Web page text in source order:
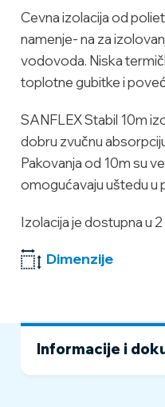
Cevna izolacija od
namenje- na za
vodovoda. Niska
toplotne gubitke i
SANFLEX Stabil 10m
dobru zvučnu
Pakovanja od 10m su
omogućavaju uštedu u
Izolacija je dostupna u
Dimenzije
Informacije i